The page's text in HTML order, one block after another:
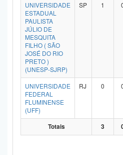
UNIVERSIDADE
ESTADUAL
PAULISTA
JÚLIO DE
MESQUITA
FILHO ( SÃO
JOSÉ DO RIO
PRETO )
(UNESP-SJRP)
SP 1
UNIVERSIDADE
FEDERAL
FLUMINENSE
(UFF)
RJ 0
Totais 3